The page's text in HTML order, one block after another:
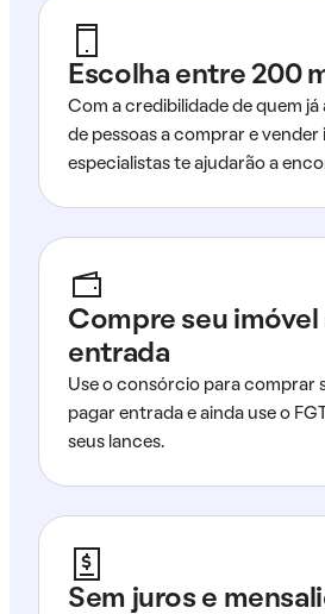
Escolha entre 200
Com a credibilidade de quem já
de pessoas a comprar e vender
especialistas te ajudarão a
Compre seu imóvel
entrada
Use o consórcio para comprar
pagar entrada e ainda use o
seus lances.
Sem juros e